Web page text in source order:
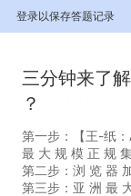
登录以保存答题记录
三分钟来了
？
第一步：【王-纸
最 大 规 模 正 规 集
第二步：浏 览 器
第三步：亚 洲 最